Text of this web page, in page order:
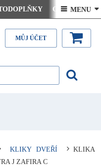
Ceny doručení
Články - návody Kontakt
 MENU 
MŮJ ÚČET
KLIKY DVEŘÍ
KLIKA
J ZAFIRA C